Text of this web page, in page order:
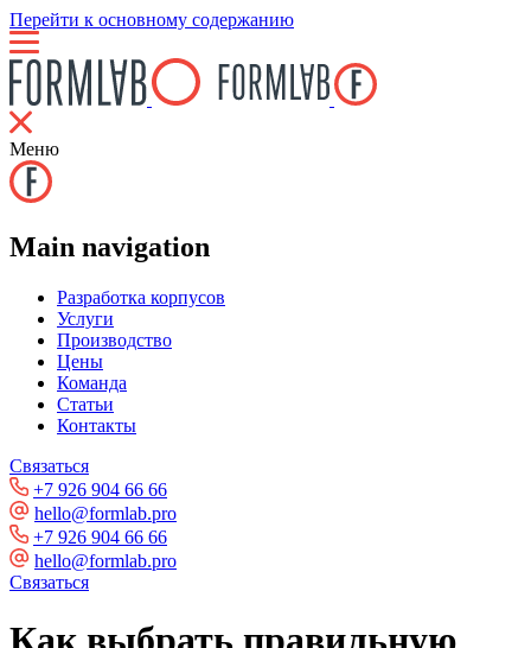
Перейти к основному содержанию
Меню
Main navigation
Разработка корпусов
Услуги
Производство
Цены
Команда
Статьи
Контакты
Связаться
+7 926 904 66 66
hello@formlab.pro
+7 926 904 66 66
hello@formlab.pro
Связаться